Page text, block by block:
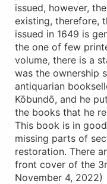
issued, however,
existing, therefore,
issued in 1649 is
the one of few
volume, there is a
was the ownership
antiquarian
Kōbundō, and he
the books that he
This book is in
missing parts of
restoration. There
front cover of the
November 4, 2022)